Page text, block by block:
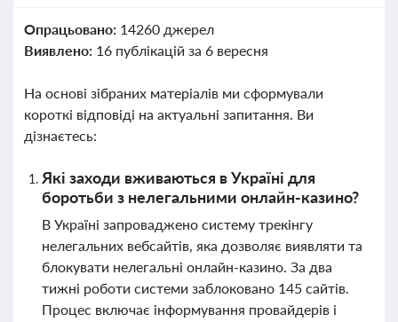
Опрацьовано: 14260 джерел
Виявлено: 16 публікацій за 6 вересня
На основі зібраних матеріалів ми сформували
короткі відповіді на актуальні запитання. Ви
дізнаєтесь:
Які заходи вживаються в Україні для
боротьби з нелегальними онлайн-казино?
В Україні запроваджено систему трекінгу
нелегальних вебсайтів, яка дозволяє виявляти та
блокувати нелегальні онлайн-казино. За два
тижні роботи системи заблоковано 145 сайтів.
Процес включає інформування провайдерів і